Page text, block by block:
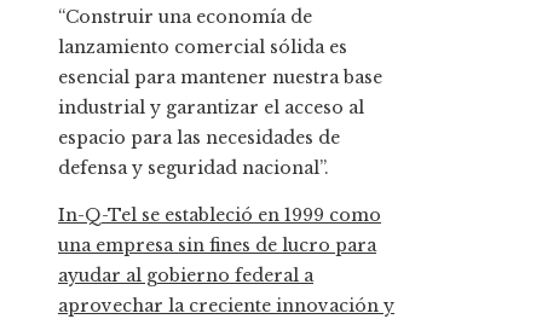
“Construir una economía de
lanzamiento comercial sólida es
esencial para mantener nuestra base
industrial y garantizar el acceso al
espacio para las necesidades de
defensa y seguridad nacional”.
In-Q-Tel se estableció en 1999 como
una empresa sin fines de lucro para
ayudar al gobierno federal a
aprovechar la creciente innovación y